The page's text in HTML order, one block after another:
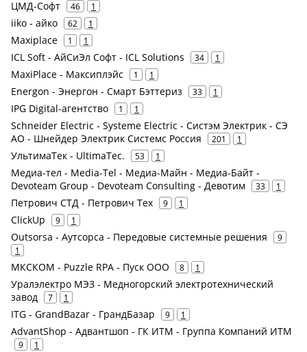
ЦМД-Софт 46 1
iiko - айко 62 1
Maxiplace 1 1
ICL Soft - АйСиЭл Софт - ICL Solutions 34 1
MaxiPlace - Максиплэйс 1 1
Energon - Энергон - Смарт Бэттериз 33 1
IPG Digital-агентство 1 1
Schneider Electric - Systeme Electric - Систэм Электрик - СЭ
АО - Шнейдер Электрик Системс Россия
201 1
УльтимаТек - UltimaTec. 53 1
Медиа-тел - Media-Tel - Медиа-Майн - Медиа-Байт -
Devoteam Group - Devoteam Consulting - Девотим
33 1
Петрович СТД - Петрович Тех 9 1
ClickUp 9 1
Outsorsa - Аутсорса - Передовые системные решения
9
1
МКСКОМ - Puzzle RPA - Пуск ООО 8 1
Уралэлектро МЭЗ - Медногорский электротехнический
завод
7 1
ITG - GrandBazar - ГрандБазар 9 1
AdvantShop - Адвантшоп - ГК ИТМ - Группа Компаний ИТМ
9 1